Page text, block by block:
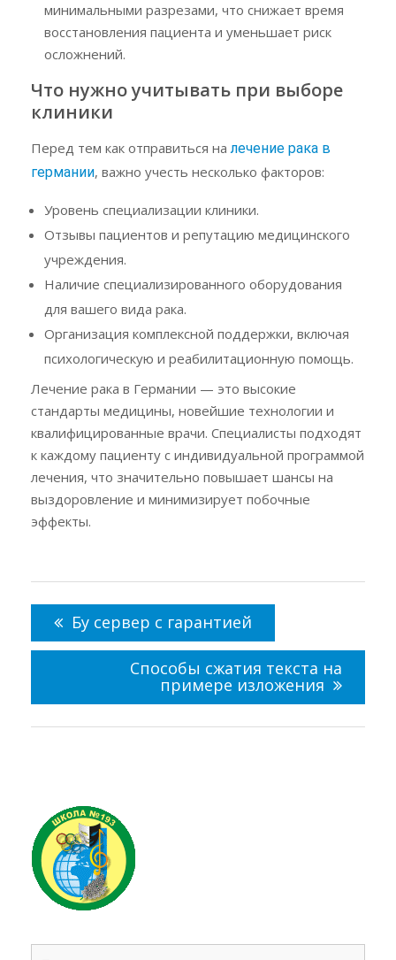
минимальными разрезами, что снижает время
восстановления пациента и уменьшает риск
осложнений.
Что нужно учитывать при выборе
клиники
Перед тем как отправиться налечение рака в
германии, важно учесть несколько факторов:
Уровень специализации клиники.
Отзывы пациентов и репутацию медицинского
учреждения.
Наличие специализированного оборудования
для вашего вида рака.
Организация комплексной поддержки, включая
психологическую и реабилитационную помощь.
Лечение рака в Германии — это высокие
стандарты медицины, новейшие технологии и
квалифицированные врачи. Специалисты подходят
к каждому пациенту с индивидуальной программой
лечения, что значительно повышает шансы на
выздоровление и минимизирует побочные
эффекты.
записям
Бу сервер с гарантией
Способы сжатия текста на
примере изложения